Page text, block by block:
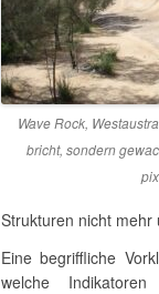
Wave Rock,
bricht, sondern
Strukturen nicht mehr
Eine begriffliche
welche